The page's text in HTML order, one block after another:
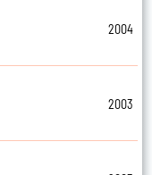
2004
2003